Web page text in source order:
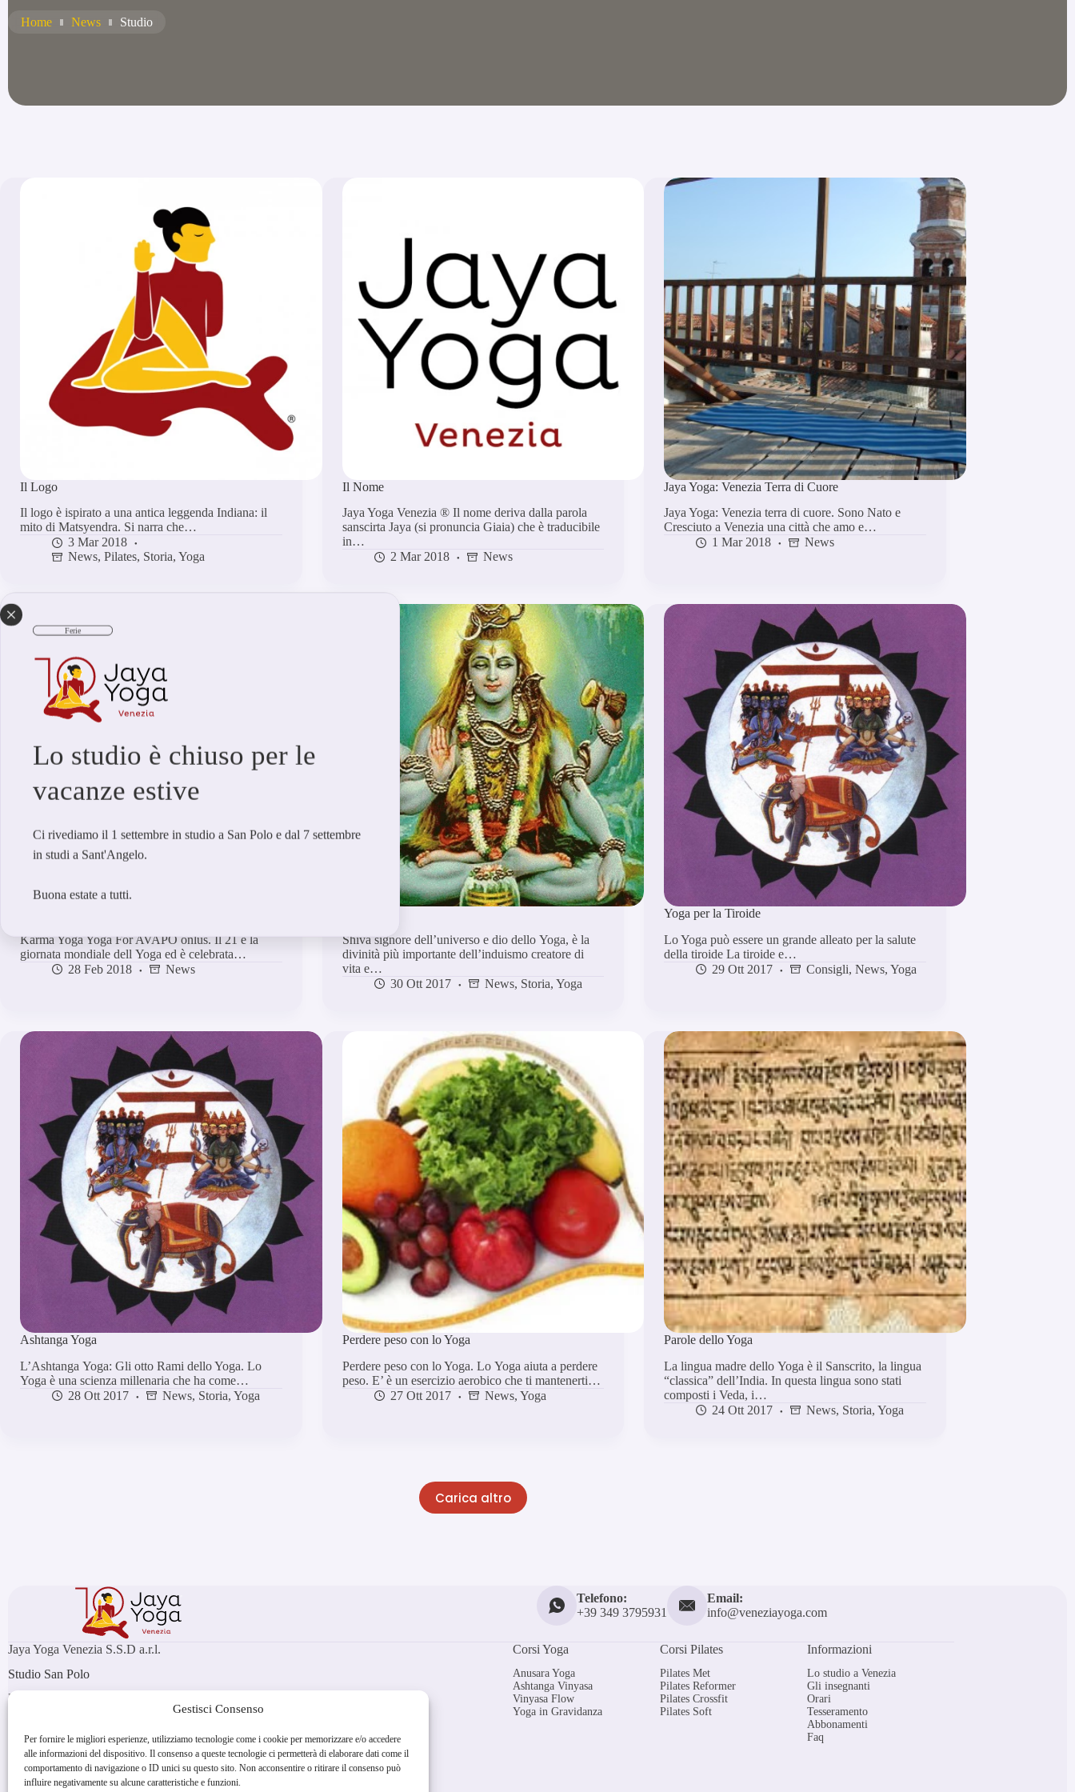
Gestisci Consenso
Per fornire le migliori esperienze, utilizziamo tecnologie come i cookie per memorizzare e/o accedere
alle informazioni del dispositivo. Il consenso a queste tecnologie ci permetterà di elaborare dati come il
comportamento di navigazione o ID unici su questo sito. Non acconsentire o ritirare il consenso può
influire negativamente su alcune caratteristiche e funzioni.
Ferie
Lo studio è chiuso per le
vacanze estive
Ci rivediamo il 1 settembre in studio a San Polo e dal 7 settembre
in studi a Sant'Angelo.
Buona estate a tutti.
Home News Studio
Il Logo
Il logo è ispirato a una antica leggenda Indiana: il
mito di Matsyendra. Si narra che…
3 Mar 2018
News, Pilates, Storia, Yoga
Il Nome
Jaya Yoga Venezia ® Il nome deriva dalla parola
sanscirta Jaya (si pronuncia Giaia) che è traducibile
in…
2 Mar 2018
News
Jaya Yoga: Venezia Terra di Cuore
Jaya Yoga: Venezia terra di cuore. Sono Nato e
Cresciuto a Venezia una città che amo e…
1 Mar 2018
News
Karma Yoga Yoga For AVAPO onlus. Il 21 è la
giornata mondiale dell Yoga ed è celebrata…
28 Feb 2018
News
Shiva signore dell’universo e dio dello Yoga, è la
divinità più importante dell’induismo creatore di
vita e…
30 Ott 2017
News, Storia, Yoga
Yoga per la Tiroide
Lo Yoga può essere un grande alleato per la salute
della tiroide La tiroide e…
29 Ott 2017
Consigli,News,Yoga
Ashtanga Yoga
L’Ashtanga Yoga: Gli otto Rami dello Yoga. Lo
Yoga è una scienza millenaria che ha come…
28 Ott 2017
News, Storia, Yoga
Perdere peso con lo Yoga
Perdere peso con lo Yoga. Lo Yoga aiuta a perdere
peso. E’ è un esercizio aerobico che ti mantenerti…
27 Ott 2017
News, Yoga
Parole dello Yoga
La lingua madre dello Yoga è il Sanscrito, la lingua
“classica” dell’India. In questa lingua sono stati
composti i Veda, i…
24 Ott 2017
News, Storia,Yoga
Carica altro
Telefono:
+39 349 3795931
Email:
info@veneziayoga.com
Jaya Yoga Venezia S.S.D a.r.l.
Studio San Polo
Palazzo Soranzo
Campo Sant' Angelo
San Marco 3565, Venezia
P.IVA: 04329920278
Corsi Yoga
Anusara Yoga
Ashtanga Vinyasa
Vinyasa Flow
Yoga in Gravidanza
Corsi Pilates
Pilates Met
Pilates Reformer
Pilates Crossfit
Pilates Soft
Informazioni
Lo studio a Venezia
Gli insegnanti
Orari
Tesseramento
Abbonamenti
Faq